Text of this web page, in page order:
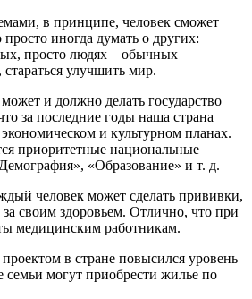
в принципе, человек сможет
иногда думать о других:
просто людях – обычных
улучшить мир.
и должно делать государство
за последние годы наша страна
экономическом и культурном планах.
приоритетные национальные
«Образование» и т. д.
человек может сделать прививки,
за своим здоровьем. Отлично, что при
медицинским работникам.
в стране повысился уровень
могут приобрести жилье по